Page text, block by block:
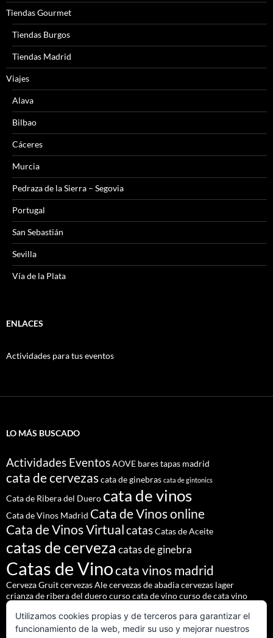
Tiendas Gourmet
Tiendas Burgos
Tiendas Madrid
Viajes
Alava
Bilbao
Cáceres
Murcia
Pedraza de la Sierra – Segovia
Portugal
San Sebastián
Sevilla
Vía de la Plata
ENLACES
Actividades para tus eventos
LO MÁS BUSCADO
Actividades EventosAOVE bares tapas madrid
cata de cervezascata de ginebras cata de gintonics
Cata de Ribera del Duero cata de vinos
Cata de Vinos Madrid Cata de Vinos online
Cata de Vinos VirtualcatasCatas de Aceite
catas de cervezacatas de ginebra
Catas de Vinocata vinos madrid
Cerveza Gruitcervezas Alecervezas de abadiacervezas lager
crianza de ribera del duerocurso cata de vinocurso de cata vino
Denominación de Origen Ribera del Duero
eventos de autoreventos madrid Godello lúpulo
Utilizamos cookies propias y de terceros para garantizar el
funcionamiento de la web, medir su uso y mejorar nuestros